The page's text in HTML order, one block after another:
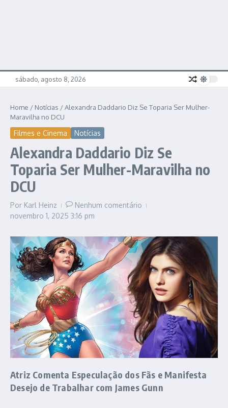
sábado, agosto 8, 2026
Home / Notícias /Alexandra Daddario Diz Se Toparia Ser Mulher-
Maravilha no DCU
Filmes e Cinema Notícias
Alexandra Daddario Diz Se
Toparia Ser Mulher-Maravilha no
DCU
Por Karl Heinz
Nenhum comentário
novembro 1, 2025 3:16 pm
Atriz Comenta Especulação dos Fãs e Manifesta
Desejo de Trabalharcom James Gunn